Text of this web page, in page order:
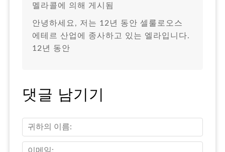
멜라콜에 의해 게시됨
안녕하세요, 저는 12년 동안 셀룰로오스
에테르 산업에 종사하고 있는 엘라입니다.
12년 동안
댓글 남기기